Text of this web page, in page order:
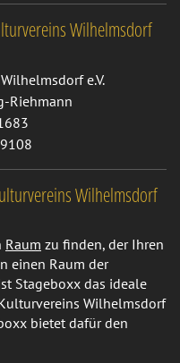
Wilhelmsdorf
e.V.
Riehmann
Wilhelmsdorf
Raum zu finden, der Ihren
einen Raum der
Stageboxx das ideale
Wilhelmsdorf
bietet dafür den